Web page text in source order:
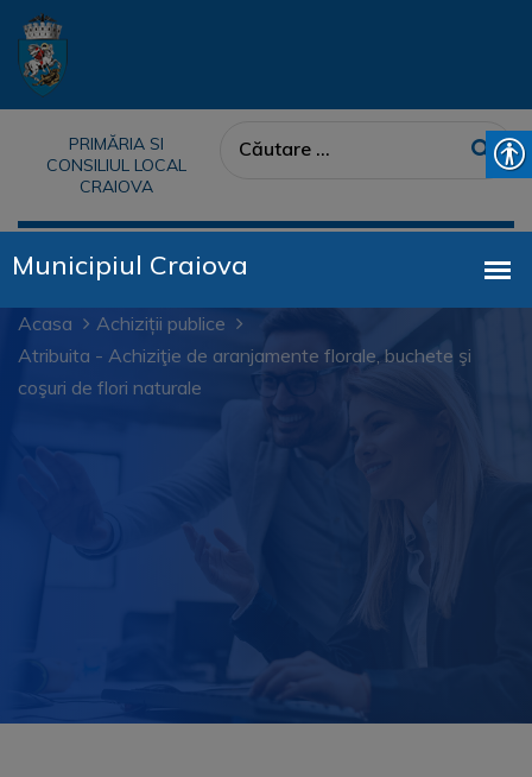
PRIMĂRIA SI
CONSILIUL LOCAL
CRAIOVA
Acasa
Achiziții publice
Atribuita - Achiziţie de aranjamente florale, buchete şi
coşuri de flori naturale